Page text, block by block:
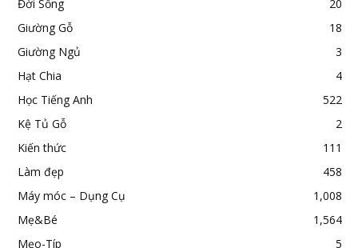
Đời Sống
20
Giường Gỗ
18
Giường Ngủ
3
Hạt Chia
4
Học Tiếng Anh
522
Kệ Tủ Gỗ
2
Kiến thức
111
Làm đẹp
458
Máy móc – Dụng Cụ
1,008
Mẹ&Bé
1,564
Mẹo-Típ
5